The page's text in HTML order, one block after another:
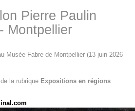
Pierre Paulin
Montpellier
Musée Fabre de Montpellier (13 juin 2026 -
la rubrique Expositions en régions